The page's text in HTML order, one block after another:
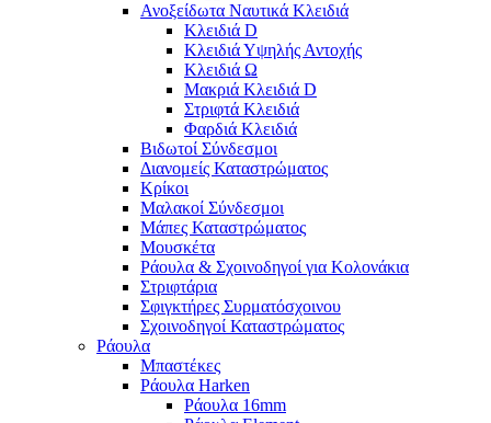
Ανοξείδωτα Ναυτικά Κλειδιά
Κλειδιά D
Κλειδιά Υψηλής Αντοχής
Κλειδιά Ω
Μακριά Κλειδιά D
Στριφτά Κλειδιά
Φαρδιά Κλειδιά
Βιδωτοί Σύνδεσμοι
Διανομείς Καταστρώματος
Κρίκοι
Μαλακοί Σύνδεσμοι
Μάπες Καταστρώματος
Μουσκέτα
Ράουλα & Σχοινοδηγοί για Κολονάκια
Στριφτάρια
Σφιγκτήρες Συρματόσχοινου
Σχοινοδηγοί Καταστρώματος
Ράουλα
Μπαστέκες
Ράουλα Harken
Ράουλα 16mm